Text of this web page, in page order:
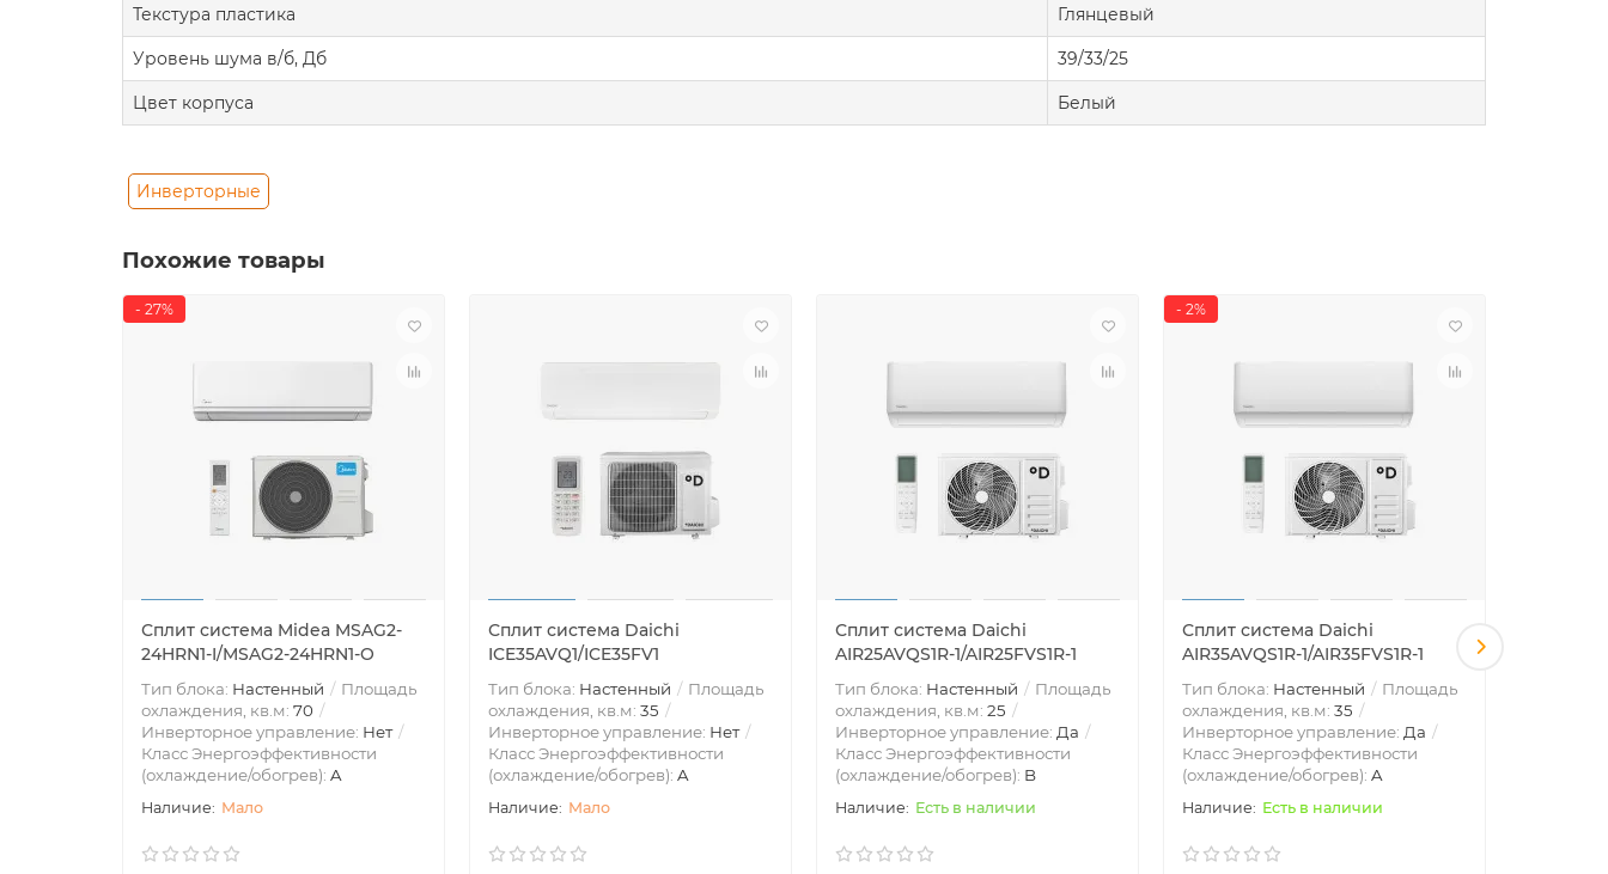
Текстура пластика Глянцевый
Уровень шума в/б, Дб 39/33/25
Цвет корпуса Белый
Инверторные
Похожие товары
- 27%
Сплит система Midea MSAG2-
24HRN1-I/MSAG2-24HRN1-O
Тип блока: Настенный
Площадь
охлаждения, кв.м: 70
Инверторное управление: Нет
Класс Энергоэффективности
(охлаждение/обогрев): A
Мало
Сплит система Daichi
ICE35AVQ1/ICE35FV1
Тип блока: Настенный
Площадь
охлаждения, кв.м: 35
Инверторное управление: Нет
Класс Энергоэффективности
(охлаждение/обогрев): A
Мало
Сплит система Daichi
AIR25AVQS1R-1/AIR25FVS1R-1
Тип блока: Настенный
Площадь
охлаждения, кв.м: 25
Инверторное управление: Да
Класс Энергоэффективности
(охлаждение/обогрев): B
Есть в наличии
- 2%
Сплит система Daichi
AIR35AVQS1R-1/AIR35FVS1R-1
Тип блока: Настенный
Площадь
охлаждения, кв.м: 35
Инверторное управление: Да
Класс Энергоэффективности
(охлаждение/обогрев): A
Есть в наличии